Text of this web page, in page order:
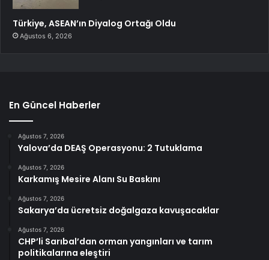
Türkiye, ASEAN’ın Diyalog Ortağı Oldu
Ağustos 6, 2026
En Güncel Haberler
Ağustos 7, 2026
Yalova’da DEAŞ Operasyonu: 2 Tutuklama
Ağustos 7, 2026
Karkamış Mesire Alanı Su Baskını
Ağustos 7, 2026
Sakarya’da ücretsiz doğalgaza kavuşacaklar
Ağustos 7, 2026
CHP’li Sarıbal’dan orman yangınları ve tarım
politikalarına eleştiri